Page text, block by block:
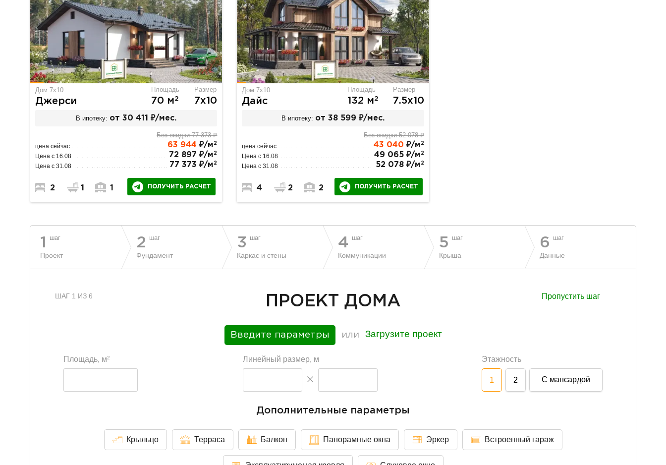
Дом 7х10
Джерси
Площадь
70 м2
Размер
7х10
В ипотеку: от 30 411 ₽/мес.
Без скидки 77 373 ₽
цена сейчас 63 944 ₽/м 2
Цена с 16.08 72 897 ₽/м 2
Цена с 31.08 77 373 ₽/м 2
2 1 1 ПОЛУЧИТЬ РАСЧЕТ
Дом 7х10
Дайс
Площадь
132 м2
Размер
7.5х10
В ипотеку: от 38 599 ₽/мес.
Без скидки 52 078 ₽
цена сейчас 43 040 ₽/м 2
Цена с 16.08 49 065 ₽/м 2
Цена с 31.08 52 078 ₽/м 2
4 2 2 ПОЛУЧИТЬ РАСЧЕТ
1 шаг
Проект
2 шаг
Фундамент
3 шаг
Каркас и стены
4 шаг
Коммуникации
5 шаг
Крыша
6 шаг
Данные
ШАГ 1 ИЗ 6 ПРОЕКТ ДОМА Пропустить шаг
Введите параметры или Загрузите проект
Площадь, м2 Линейный размер, м Этажность
1 2 С мансардой
Дополнительные параметры
Крыльцо Терраса Балкон Панорамные окна Эркер Встроенный гараж